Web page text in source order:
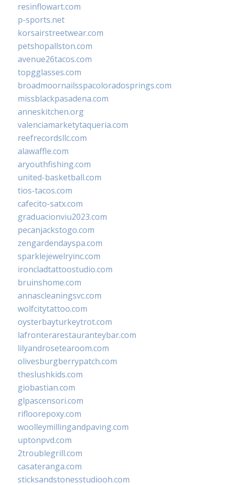
resinflowart.com
p-sports.net
korsairstreetwear.com
petshopallston.com
avenue26tacos.com
topgglasses.com
broadmoornailsspacoloradosprings.com
missblackpasadena.com
anneskitchen.org
valenciamarketytaqueria.com
reefrecordsllc.com
alawaffle.com
aryouthfishing.com
united-basketball.com
tios-tacos.com
cafecito-satx.com
graduacionviu2023.com
pecanjackstogo.com
zengardendayspa.com
sparklejewelryinc.com
ironcladtattoostudio.com
bruinshome.com
annascleaningsvc.com
wolfcitytattoo.com
oysterbayturkeytrot.com
lafronterarestauranteybar.com
lilyandrosetearoom.com
olivesburgberrypatch.com
theslushkids.com
giobastian.com
glpascensori.com
rifloorepoxy.com
woolleymillingandpaving.com
uptonpvd.com
2troublegrill.com
casateranga.com
sticksandstonesstudiooh.com